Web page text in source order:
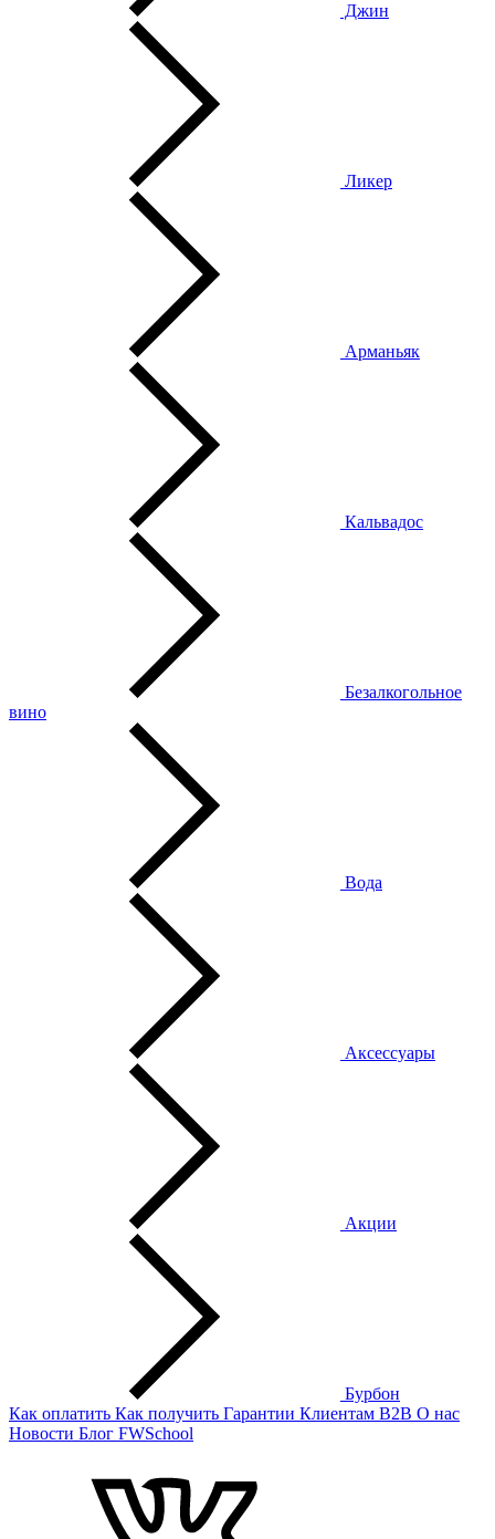
Джин
Ликер
Арманьяк
Кальвадос
Безалкогольное
вино
Вода
Аксессуары
Акции
Бурбон
Как оплатить Как получить Гарантии Клиентам B2B О нас
Новости Блог FWSchool